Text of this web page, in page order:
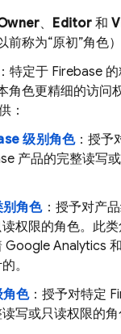
、 Editor和
称为“原初”角色）
特定于 Firebase 的
角色更精细的访问
：
级别角色：授予
产品的完整读写
角色：授予对产
权限的角色。此
Google Analytics
。
色：授予对特定
写或只读权限的角